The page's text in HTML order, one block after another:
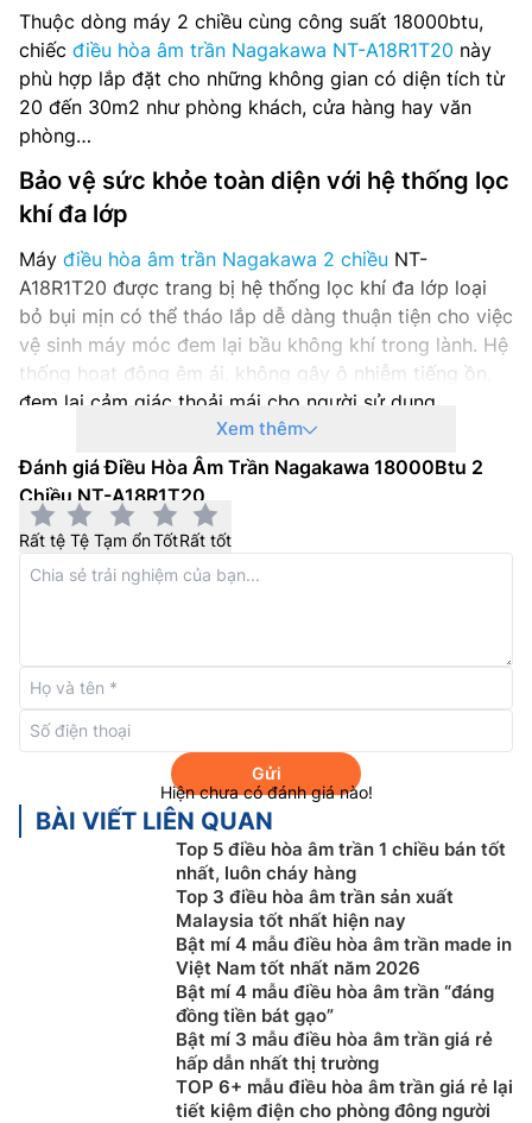
Nơi sản xuất: Chính hãng
Hãng sản xuất: Nagakawa
Thuộc dòng máy 2 chiều cùng công suất 18000btu,
chiếc điều hòa âm trần Nagakawa NT-A18R1T20 này
phù hợp lắp đặt cho những không gian có diện tích từ
20 đến 30m2 như phòng khách, cửa hàng hay văn
phòng…
Bảo vệ sức khỏe toàn diện với hệ thống lọc
khí đa lớp
Máy điều hòa âm trần Nagakawa 2 chiều NT-
A18R1T20 được trang bị hệ thống lọc khí đa lớp loại
bỏ bụi mịn có thể tháo lắp dễ dàng thuận tiện cho việc
vệ sinh máy móc đem lại bầu không khí trong lành. Hệ
thống hoạt động êm ái, không gây ô nhiễm tiếng ồn,
đem lại cảm giác thoải mái cho người sử dụng
Tích hợp bơm nước ngưng
điều hòa âm trần cassette Nagakawa
NT-A18R1T20 được trang bị bơm thoát nước ngưng tụ
áp suất đẩy lên tới 750mm. Dễ dàng lắp đặt đường
ống trong mọi điều kiện không gian, đặc biệt thích
hợp cho các phòng có trần treo thấp.
Xem thêm
Đánh giá Điều Hòa Âm Trần Nagakawa 18000Btu 2
Chiều NT-A18R1T20
Rất tệ Tệ Tạm ổnTốtRất tốt
Gửi
Hiện chưa có đánh giá nào!
BÀI VIẾT LIÊN QUAN
Top 5 điều hòa âm trần 1 chiều bán tốt
nhất, luôn cháy hàng
Top 3 điều hòa âm trần sản xuất
Malaysia tốt nhất hiện nay
Bật mí 4 mẫu điều hòa âm trần made in
Việt Nam tốt nhất năm 2026
Bật mí 4 mẫu điều hòa âm trần “đáng
đồng tiền bát gạo”
Bật mí 3 mẫu điều hòa âm trần giá rẻ
hấp dẫn nhất thị trường
TOP 6+ mẫu điều hòa âm trần giá rẻ lại
tiết kiệm điện cho phòng đông người